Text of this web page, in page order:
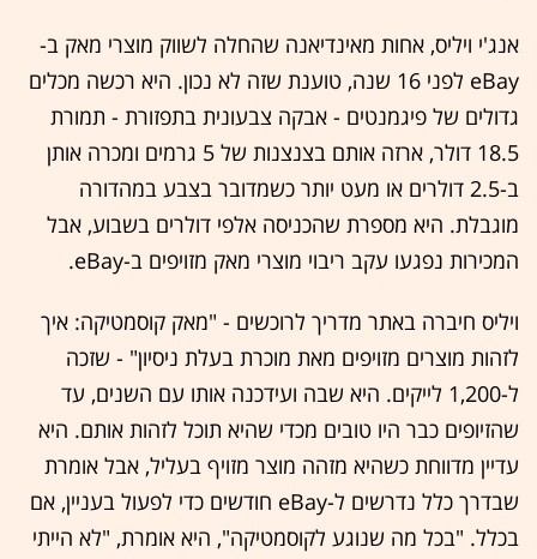
אנג'י ויליס, אחות מאינדיאנה שהחלה לשווק מוצרי מאק ב-
eBay לפני 16 שנה, טוענת שזה לא נכון. היא רכשה מכלים
גדולים של פיגמנטים - אבקה צבעונית בתפזורת - תמורת
18.5 דולר, ארזה אותם בצנצנות של 5 גרמים ומכרה אותן
ב-2.5 דולרים או מעט יותר כשמדובר בצבע במהדורה
מוגבלת. היא מספרת שהכניסה אלפי דולרים בשבוע, אבל
המכירות נפגעו עקב ריבוי מוצרי מאק מזויפים ב-eBay.
ויליס חיברה באתר מדריך לרוכשים - "מאק קוסמטיקה: איך
לזהות מוצרים מזויפים מאת מוכרת בעלת ניסיון" - שזכה
ל-1,200 לייקים. היא שבה ועידכנה אותו עם השנים, עד
שהזיופים כבר היו טובים מכדי שהיא תוכל לזהות אותם. היא
עדיין מדווחת כשהיא מזהה מוצר מזויף בעליל, אבל אומרת
שבדרך כלל נדרשים ל-eBay חודשים כדי לפעול בעניין, אם
בכלל. "בכל מה שנוגע לקוסמטיקה", היא אומרת, "לא הייתי